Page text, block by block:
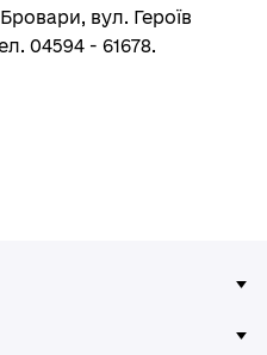
вул. Героїв
04594 - 61678.